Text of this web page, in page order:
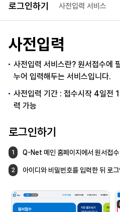
로그인하기 사전입력 서비스
사전입력
사전입력 서비스란? 원서접수에
누어 입력해두는 서비스입니다.
사전입력 기간 : 접수시작 4일전
력 가능
로그인하기
1 Q-Net 메인 홈페이지에서 원서접수
2 아이디와 비밀번호를 입력한 뒤 로